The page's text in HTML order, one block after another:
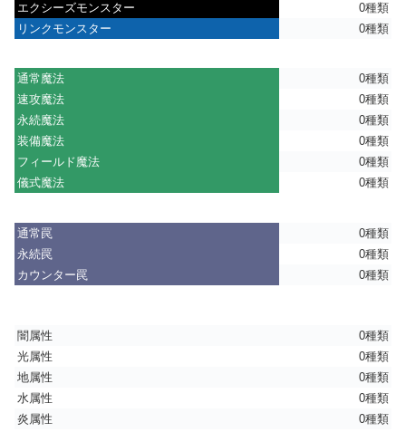
エクシーズモンスター
0種類
リンクモンスター
0種類
通常魔法
0種類
速攻魔法
0種類
永続魔法
0種類
装備魔法
0種類
フィールド魔法
0種類
儀式魔法
0種類
通常罠
0種類
永続罠
0種類
カウンター罠
0種類
闇属性
0種類
光属性
0種類
地属性
0種類
水属性
0種類
炎属性
0種類